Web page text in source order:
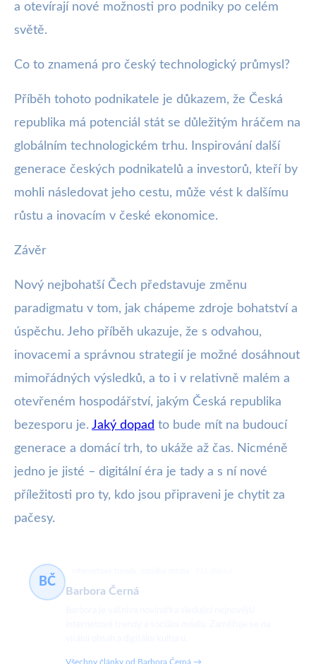
a otevírají nové možnosti pro podniky po celém
světě.
Co to znamená pro český technologický průmysl?
Příběh tohoto podnikatele je důkazem, že Česká
republika má potenciál stát se důležitým hráčem na
globálním technologickém trhu. Inspirování další
generace českých podnikatelů a investorů, kteří by
mohli následovat jeho cestu, může vést k dalšímu
růstu a inovacím v české ekonomice.
Závěr
Nový nejbohatší Čech představuje změnu
paradigmatu v tom, jak chápeme zdroje bohatství a
úspěchu. Jeho příběh ukazuje, že s odvahou,
inovacemi a správnou strategií je možné dosáhnout
mimořádných výsledků, a to i v relativně malém a
otevřeném hospodářství, jakým Česká republika
bezesporu je. Jaký dopad to bude mít na budoucí
generace a domácí trh, to ukáže až čas. Nicméně
jedno je jisté – digitální éra je tady a s ní nové
příležitosti pro ty, kdo jsou připraveni je chytit za
pačesy.
BČ
Barbora Černá
Všechny články od Barbora Černá →